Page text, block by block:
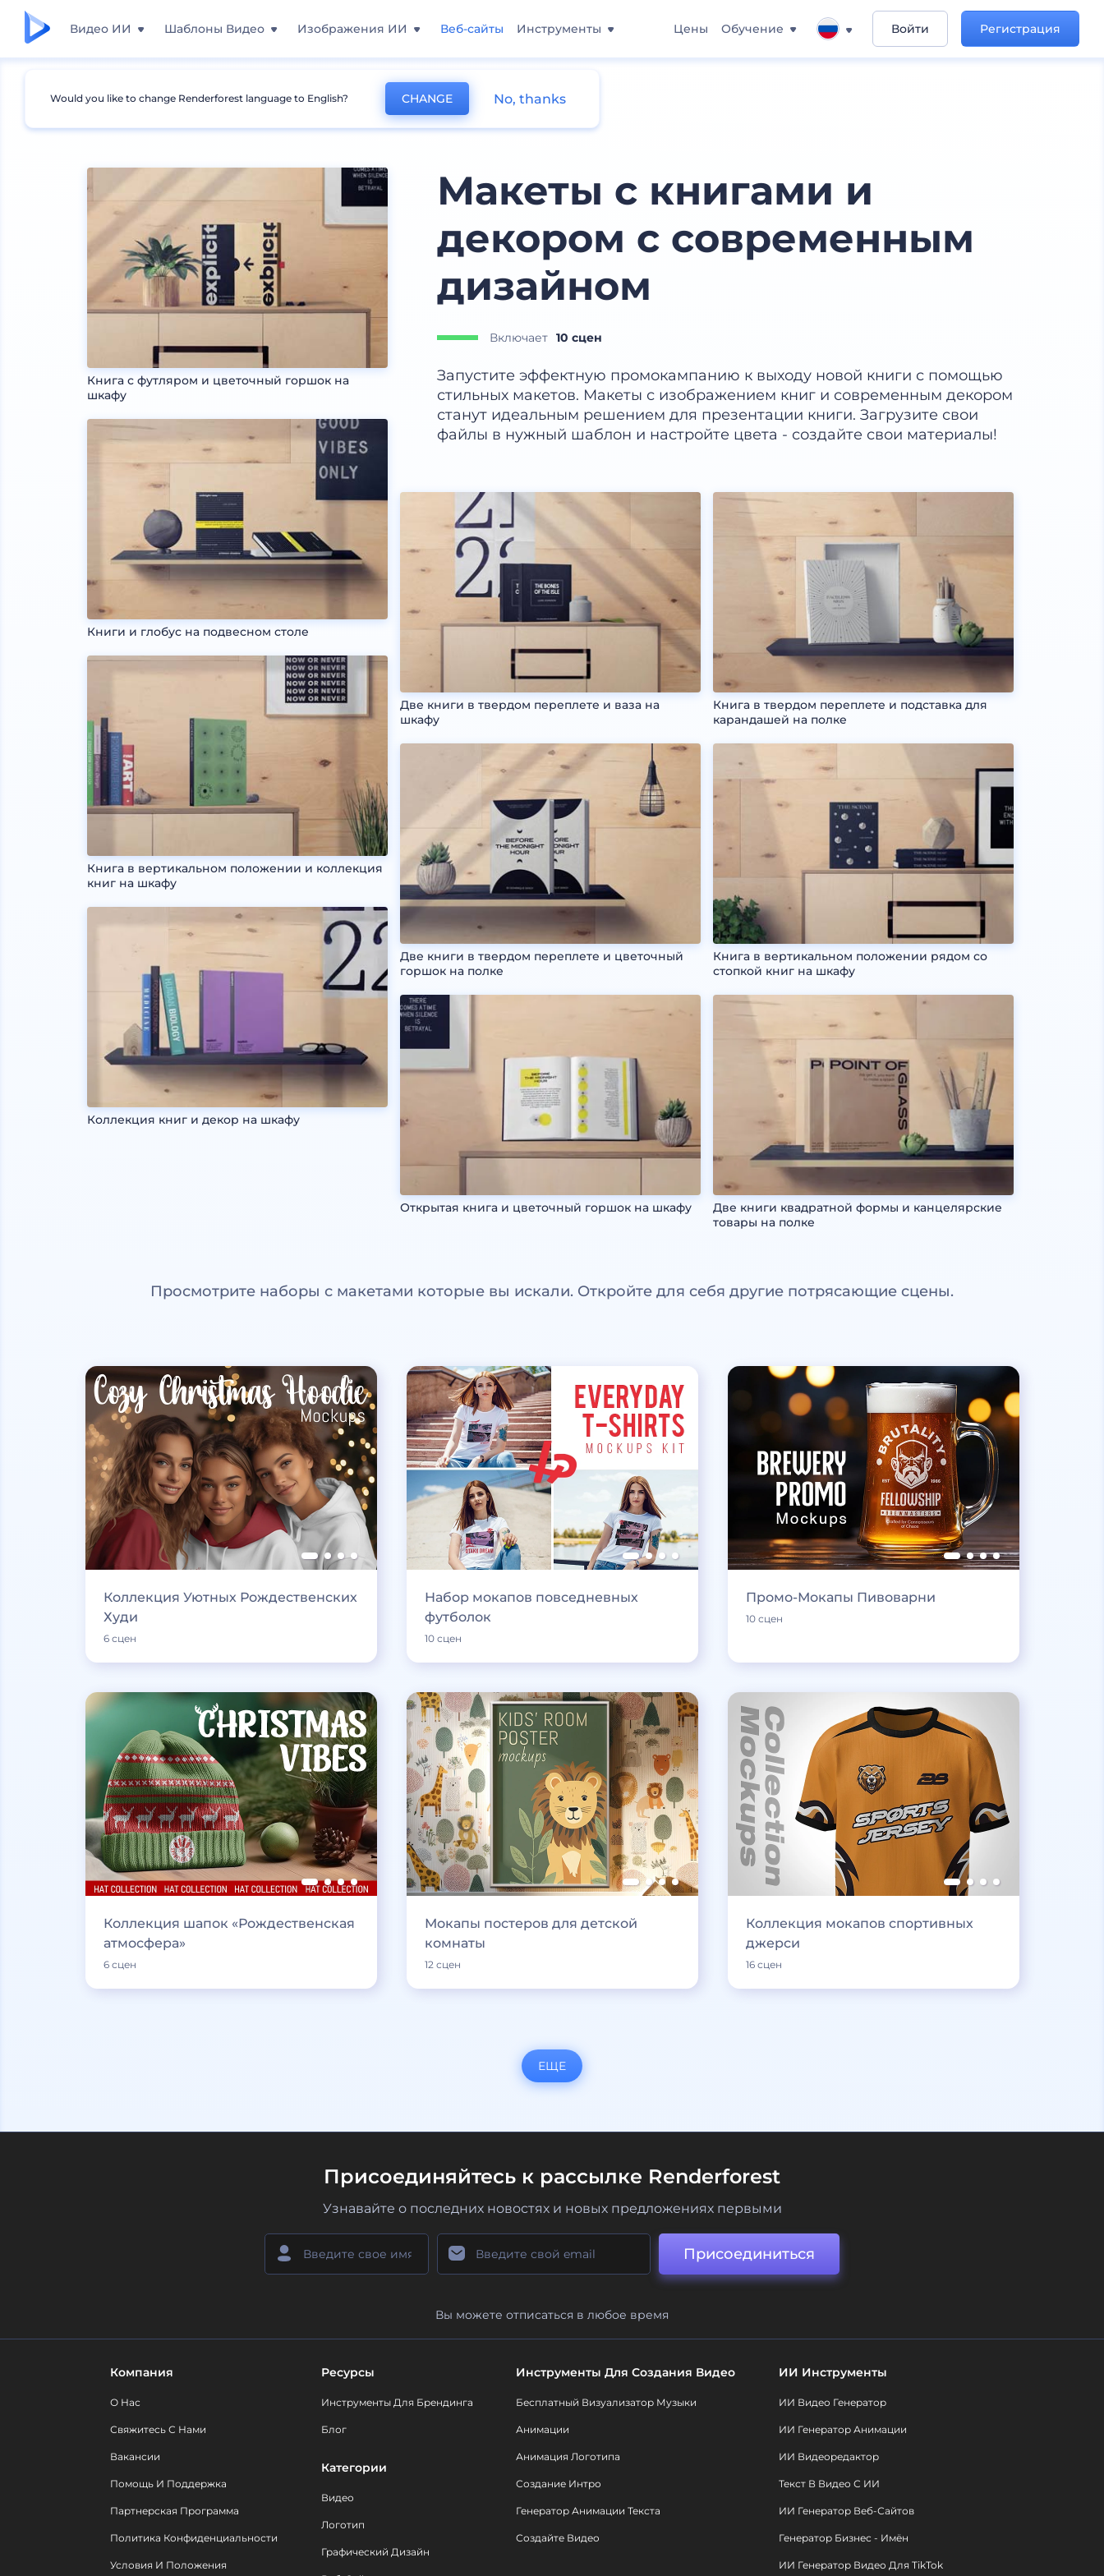
Видео ИИ Шаблоны Видео Изображения ИИ Веб-сайты Инструменты Цены Обучение Войти Регистрация
Мокапы Печатные материалы Мокапы книг
Книга с футляром и цветочный горшок на
шкафу
Книги и глобус на подвесном столе
Книга в вертикальном положении и коллекция
книг на шкафу
Коллекция книг и декор на шкафу
Макеты с книгами и
декором с современным
дизайном
Включает 10 сцен
Запустите эффектную промокампанию к выходу новой книги с помощью
стильных макетов. Макеты с изображением книг и современным декором
станут идеальным решением для презентации книги. Загрузите свои
файлы в нужный шаблон и настройте цвета - создайте свои материалы!
Две книги в твердом переплете и ваза на
шкафу
Две книги в твердом переплете и цветочный
горшок на полке
Открытая книга и цветочный горшок на шкафу
Книга в твердом переплете и подставка для
карандашей на полке
Книга в вертикальном положении рядом со
стопкой книг на шкафу
Две книги квадратной формы и канцелярские
товары на полке
Просмотрите наборы с макетами которые вы искали. Откройте для себя другие потрясающие сцены.
Коллекция Уютных Рождественских
Худи
6 сцен
Набор мокапов повседневных
футболок
10 сцен
Промо-Мокапы Пивоварни
10 сцен
Коллекция шапок «Рождественская
атмосфера»
6 сцен
Мокапы постеров для детской
комнаты
12 сцен
Коллекция мокапов спортивных
джерси
16 сцен
ЕЩЕ
Присоединяйтесь к рассылке Renderforest
Узнавайте о последних новостях и новых предложениях первыми
Присоединиться
Вы можете отписаться в любое время
Компания
О Нас
Свяжитесь С Нами
Вакансии
Помощь И Поддержка
Партнерская Программа
Политика Конфиденциальности
Условия И Положения
Ресурсы
Инструменты Для Брендинга
Блог
Категории
Видео
Логотип
Графический Дизайн
Инструменты Для Создания Видео
Бесплатный Визуализатор Музыки
Анимации
Анимация Логотипа
Создание Интро
Генератор Анимации Текста
Создайте Видео
ИИ Инструменты
ИИ Видео Генератор
ИИ Генератор Анимации
ИИ Видеоредактор
Текст В Видео С ИИ
ИИ Генератор Веб-Сайтов
Генератор Бизнес - Имён
ИИ Генератор Видео Для TikTok
Would you like to change Renderforest language to English? CHANGE No, thanks